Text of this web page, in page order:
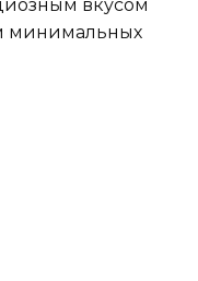
вкусом
минимальных